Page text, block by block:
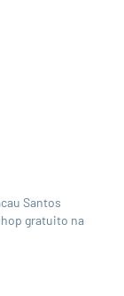
Santos
gratuito na